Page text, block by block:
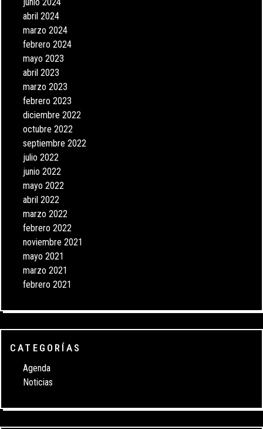
abril 2024
marzo 2024
febrero 2024
mayo 2023
abril 2023
marzo 2023
febrero 2023
diciembre 2022
octubre 2022
septiembre 2022
julio 2022
junio 2022
mayo 2022
abril 2022
marzo 2022
febrero 2022
noviembre 2021
mayo 2021
marzo 2021
febrero 2021
CATEGORÍAS
Agenda
Noticias